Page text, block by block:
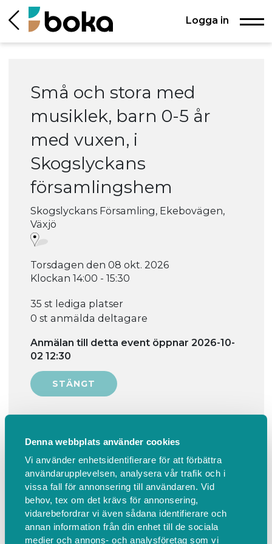
Denna webbplats använder cookies
Vi använder enhetsidentifierare för att förbättra
användarupplevelsen, analysera vår trafik och i
vissa fall för annonsering till användaren. Vid
behov, tex om det krävs för annonsering,
vidarebefordrar vi även sådana identifierare och
annan information från din enhet till de sociala
medier och annons- och analysföretag som vi
Logga in
Små och stora med
musiklek, barn 0-5 år
med vuxen, i
Skogslyckans
församlingshem
Skogslyckans Församling, Ekebovägen,
Växjö
Torsdagen den 08 okt. 2026
Klockan 14:00 - 15:30
35 st lediga platser
0 st anmälda deltagare
Anmälan till detta event öppnar 2026-10-
02 12:30
Information Hitta hit
Små och stora med musiklek, barn
0-5 år med vuxen, i Skogslyckans
församlingshem